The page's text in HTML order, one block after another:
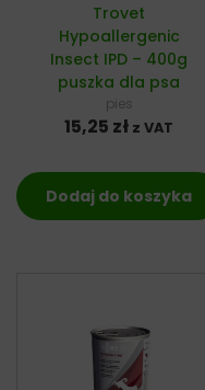
Trovet
Hypoallergenic
Insect IPD – 400g
puszka dla psa
pies
15,25 zł z VAT
Dodaj do koszyka